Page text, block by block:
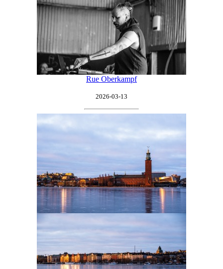
Rue Oberkampf
2026-03-13